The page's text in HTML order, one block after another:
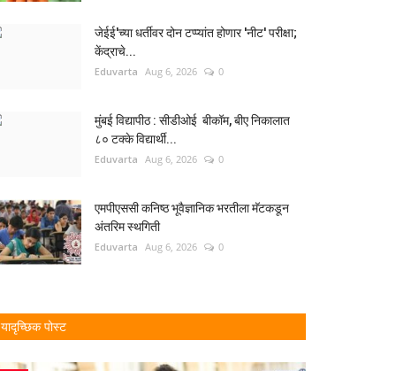
जेईई'च्या धर्तीवर दोन टप्प्यांत होणार 'नीट' परीक्षा;
केंद्राचे...
Eduvarta Aug 6, 2026 0
मुंबई विद्यापीठ : सीडीओई बीकॉम, बीए निकालात
८० टक्के विद्यार्थी...
Eduvarta Aug 6, 2026 0
एमपीएससी कनिष्ठ भूवैज्ञानिक भरतीला मॅटकडून
अंतरिम स्थगिती
Eduvarta Aug 6, 2026 0
यादृच्छिक पोस्ट